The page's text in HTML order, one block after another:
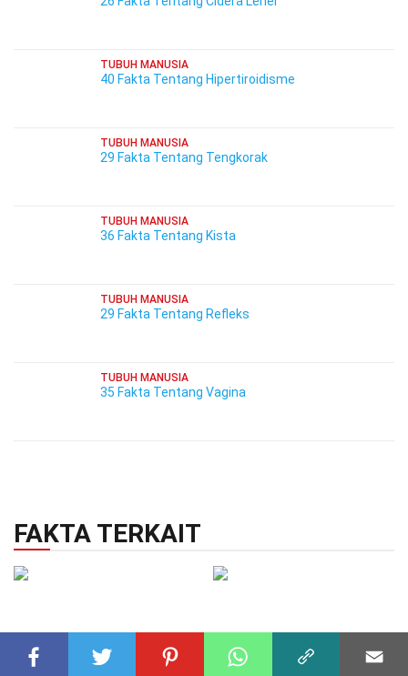
TUBUH MANUSIA
40 Fakta Tentang Hipertiroidisme
TUBUH MANUSIA
29 Fakta Tentang Tengkorak
TUBUH MANUSIA
36 Fakta Tentang Kista
TUBUH MANUSIA
29 Fakta Tentang Refleks
TUBUH MANUSIA
35 Fakta Tentang Vagina
FAKTA TERKAIT